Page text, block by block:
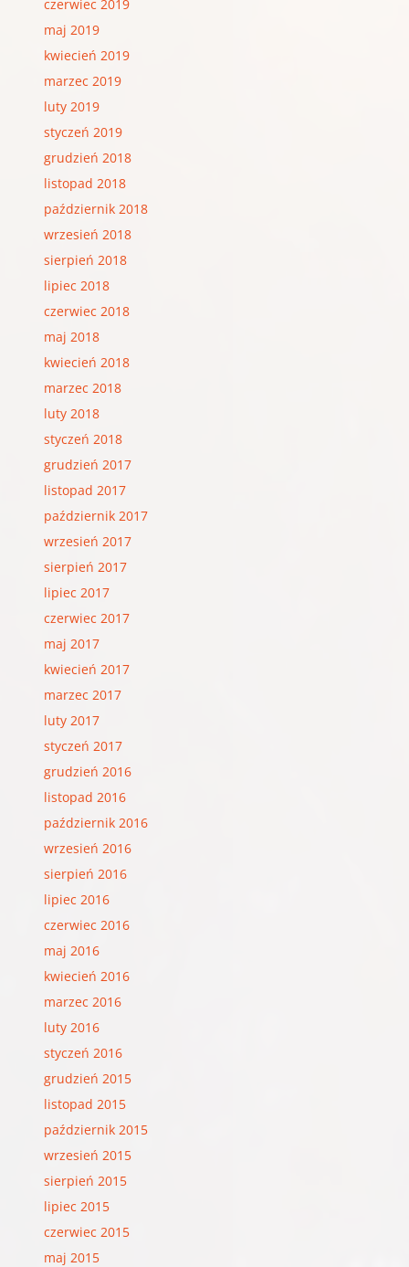
czerwiec 2019
maj 2019
kwiecień 2019
marzec 2019
luty 2019
styczeń 2019
grudzień 2018
listopad 2018
październik 2018
wrzesień 2018
sierpień 2018
lipiec 2018
czerwiec 2018
maj 2018
kwiecień 2018
marzec 2018
luty 2018
styczeń 2018
grudzień 2017
listopad 2017
październik 2017
wrzesień 2017
sierpień 2017
lipiec 2017
czerwiec 2017
maj 2017
kwiecień 2017
marzec 2017
luty 2017
styczeń 2017
grudzień 2016
listopad 2016
październik 2016
wrzesień 2016
sierpień 2016
lipiec 2016
czerwiec 2016
maj 2016
kwiecień 2016
marzec 2016
luty 2016
styczeń 2016
grudzień 2015
listopad 2015
październik 2015
wrzesień 2015
sierpień 2015
lipiec 2015
czerwiec 2015
maj 2015